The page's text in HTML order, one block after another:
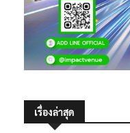
เรื่องล่าสุด